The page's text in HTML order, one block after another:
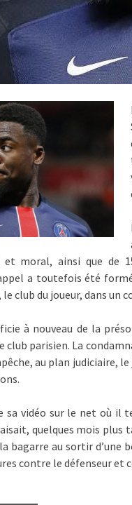
et moral, ainsi que de
a toutefois été
club du joueur, dans un
à nouveau de la
club parisien. La
au plan judiciaire,
sa vidéo sur le net où il
quelques mois plus
bagarre au sortir
contre le défenseur et